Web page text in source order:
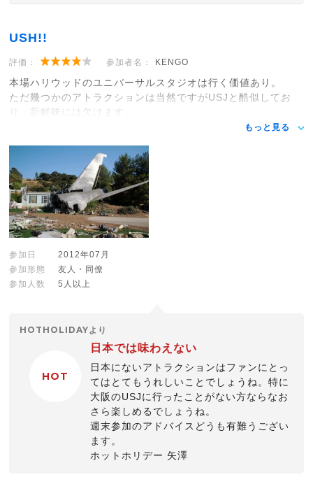
USH!!
評価： 参加者名： KENGO
本場ハリウッドのユニバーサルスタジオは行く価値あり。
ただ幾つかのアトラクションは当然ですがUSJと酷似してお
り，新鮮味には欠けます。
もっと見る
参加日
2012年07月
参加形態
友人・同僚
参加人数
5人以上
HOTHOLIDAYより
HOT
日本では味わえない
日本にないアトラクションはファンにとっ
てはとてもうれしいことでしょうね。特に
大阪のUSJに行ったことがない方ならなお
さら楽しめるでしょうね。
週末参加のアドバイスどうも有難うござい
ます。
ホットホリデー 矢澤